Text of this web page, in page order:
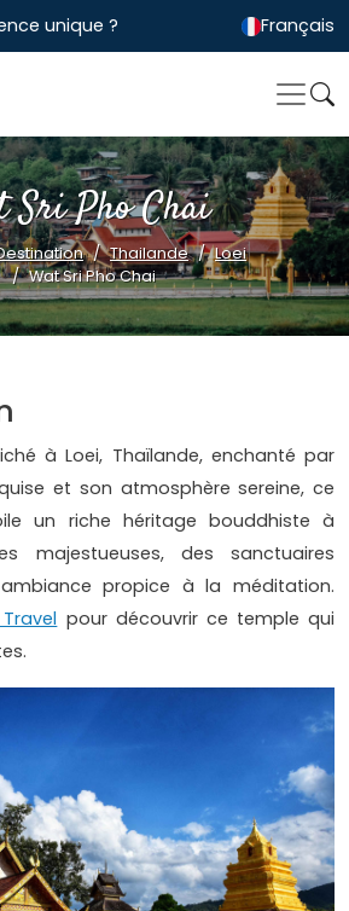
unique ? Français
Sri Pho Chai
Thailande
Loei
Wat Sri Pho Chai
à Loei, Thaïlande, enchanté par
et son atmosphère sereine, ce
un riche héritage bouddhiste à
majestueuses, des sanctuaires
propice à la méditation.
pour découvrir ce temple qui